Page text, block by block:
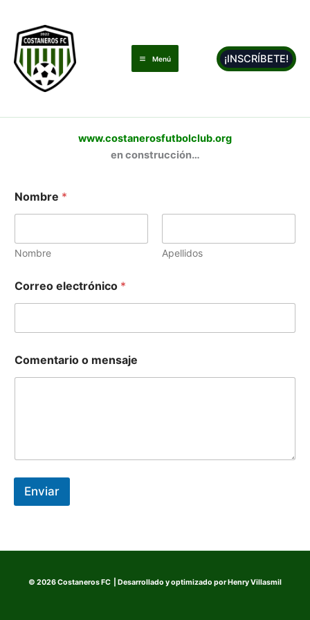
contenido
Menú ¡INSCRÍBETE!
www.costanerosfutbolclub.org
en construcción…
Nombre *
Nombre Apellidos
Correo electrónico *
Comentario o mensaje
Enviar
© 2026 Costaneros FC | Desarrollado y optimizado porHenry Villasmil